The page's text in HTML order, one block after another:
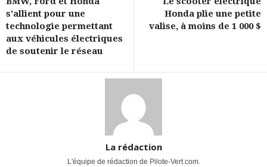
s'allient pour une
technologie permettant
aux véhicules électriques
de soutenir le réseau
Honda plie une petite
valise, à moins de 1 000 $
La rédaction
L'équipe de rédaction de Pilote-Vert.com.